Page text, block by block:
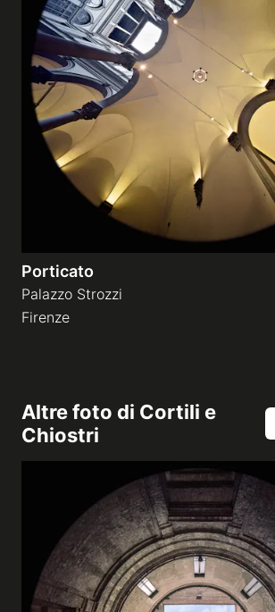
Porticato
Palazzo Strozzi
Firenze
Altre foto di Cortili e
Chiostri